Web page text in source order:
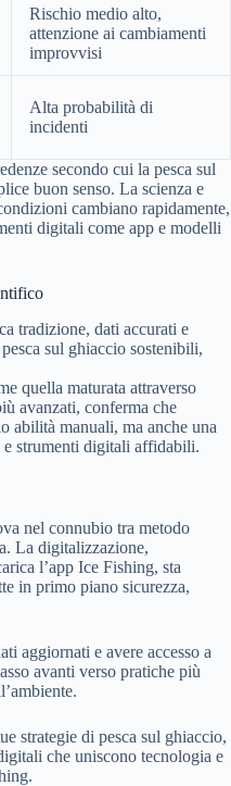
Rischio medio alto,
attenzione ai cambiamenti
improvvisi
Alta probabilità di
incidenti
secondo cui la pesca sul
buon senso. La scienza e
cambiano rapidamente,
digitali come app e modelli
tradizione, dati accurati e
sul ghiaccio sostenibili,
quella maturata attraverso
avanzati, conferma che
abilità manuali, ma anche una
e strumenti digitali affidabili.
nel connubio tra metodo
La digitalizzazione,
l’app Ice Fishing, sta
in primo piano sicurezza,
aggiornati e avere accesso a
avanti verso pratiche più
strategie di pesca sul ghiaccio,
che uniscono tecnologia e